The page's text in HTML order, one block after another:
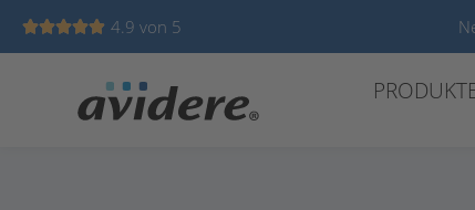
 4.9 von 5